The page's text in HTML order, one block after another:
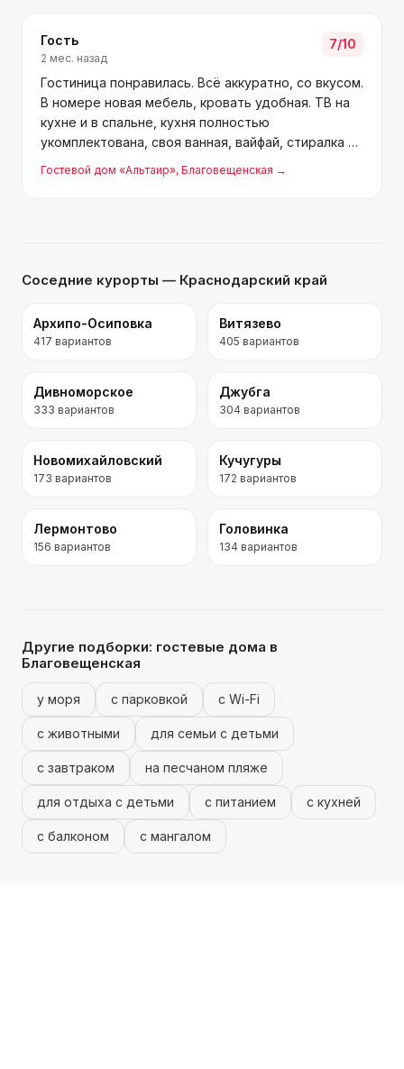
Гость
2 мес. назад
7/10
Гостиница понравилась. Всё аккуратно, со вкусом.
В номере новая мебель, кровать удобная. ТВ на
кухне и в спальне, кухня полностью
укомплектована, своя ванная, вайфай, стиралка и
утюг. Близко к морю. Точно вернёмся.
Гостевой дом «Альтаир», Благовещенская →
Соседние курорты — Краснодарский край
Архипо-Осиповка
417 вариантов
Витязево
405 вариантов
Дивноморское
333 вариантов
Джубга
304 вариантов
Новомихайловский
173 вариантов
Кучугуры
172 вариантов
Лермонтово
156 вариантов
Головинка
134 вариантов
Другие подборки: гостевые дома в
Благовещенская
у моря с парковкой с Wi-Fi
с животными для семьи с детьми
с завтраком на песчаном пляже
для отдыха с детьми с питанием с кухней
с балконом с мангалом